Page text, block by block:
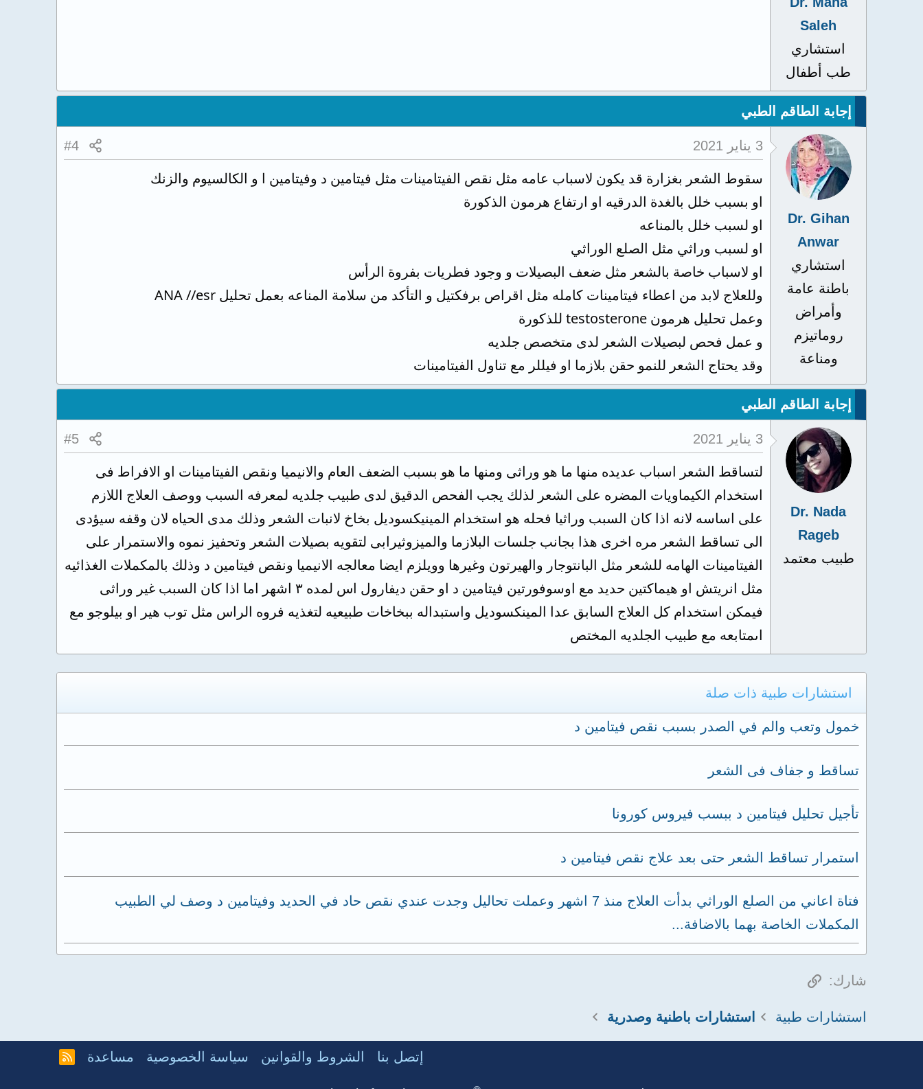
Saleh
استشاري
طب أطفال
إجابة الطاقم الطبي
Dr. Gihan
Anwar
استشاري
باطنة عامة
وأمراض
روماتيزم
ومناعة
3 يناير 2021 #4
سقوط الشعر بغزارة قد يكون لاسباب عامه مثل نقص الفيتامينات مثل فيتامين د وفيتامين ا و الكالسيوم والزنك
او بسبب خلل بالغدة الدرقيه او ارتفاع هرمون الذكورة
او لسبب خلل بالمناعه
او لسبب وراثي مثل الصلع الوراثي
او لاسباب خاصة بالشعر مثل ضعف البصيلات و وجود فطريات بفروة الرأس
وللعلاج لابد من اعطاء فيتامينات كامله مثل اقراص برفكتيل و التأكد من سلامة المناعه بعمل تحليل ANA //esr
وعمل تحليل هرمون testosterone للذكورة
و عمل فحص لبصيلات الشعر لدى متخصص جلديه
وقد يحتاج الشعر للنمو حقن بلازما او فيللر مع تناول الفيتامينات
إجابة الطاقم الطبي
Dr. Nada
Rageb
طبيب معتمد
3 يناير 2021 #5
لتساقط الشعر اسباب عديده منها ما هو وراثى ومنها ما هو بسبب الضعف العام والانيميا ونقص الفيتامينات او الافراط فى
استخدام الكيماويات المضره على الشعر لذلك يجب الفحص الدقيق لدى طبيب جلديه لمعرفه السبب ووصف العلاج اللازم
على اساسه لانه اذا كان السبب وراثيا فحله هو استخدام المينيكسوديل بخاخ لانبات الشعر وذلك مدى الحياه لان وقفه سيؤدى
الى تساقط الشعر مره اخرى هذا بجانب جلسات البلازما والميزوثيرابى لتقويه بصيلات الشعر وتحفيز نموه والاستمرار على
الفيتامينات الهامه للشعر مثل البانتوجار والهيرتون وغيرها وويلزم ايضا معالجه الانيميا ونقص فيتامين د وذلك بالمكملات الغذائيه
مثل انريتش او هيماكتين حديد مع اوسوفورتين فيتامين د او حقن ديفارول اس لمده ٣ اشهر اما اذا كان السبب غير وراثى
فيمكن استخدام كل العلاج السابق عدا المينكسوديل واستبداله ببخاخات طبيعيه لتغذيه فروه الراس مثل توب هير او بيلوجو مع
اىمتابعه مع طبيب الجلديه المختص
استشارات طبية ذات صلة
خمول وتعب والم في الصدر بسبب نقص فيتامين د
تساقط و جفاف فى الشعر
تأجيل تحليل فيتامين د ببسب فيروس كورونا
استمرار تساقط الشعر حتى بعد علاج نقص فيتامين د
فتاة اعاني من الصلع الوراثي بدأت العلاج منذ 7 اشهر وعملت تحاليل وجدت عندي نقص حاد في الحديد وفيتامين د وصف لي الطبيب
المكملات الخاصة بهما بالاضافة...
شارك: الرابط
استشارات طبية استشارات باطنية وصدرية
إتصل بنا الشروط والقوانين سياسة الخصوصية مساعدة